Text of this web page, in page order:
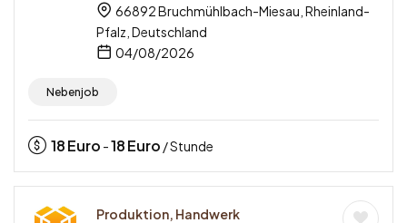
66892 Bruchmühlbach-Miesau, Rheinland-
Pfalz, Deutschland
04/08/2026
Nebenjob
18Euro -18Euro / Stunde
Produktion, Handwerk